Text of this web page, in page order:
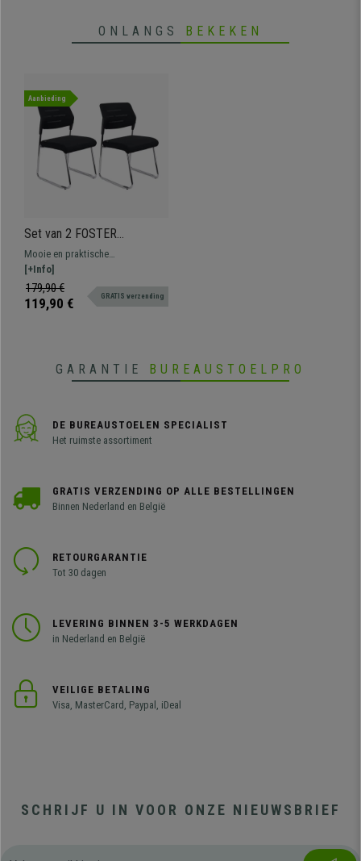
ONLANGS BEKEKEN
Aanbieding
Set van 2 FOSTER
Bezoekersstoelen, Stevig
en Comfortabel, Ademend
Gaas, Zwart
Mooie en praktische
vergaderstoel FOSTER ZWART, een
typische vergaderstoel om in
wacht- of vergaderruimtes te
[+Info]
179,90 €
119,90 € GRATIS verzending
GARANTIE BUREAUSTOELPRO
DE BUREAUSTOELEN SPECIALIST
Het ruimste assortiment
GRATIS VERZENDING OP ALLE BESTELLINGEN
Binnen Nederland en België
RETOURGARANTIE
Tot 30 dagen
LEVERING BINNEN 3-5 WERKDAGEN
in Nederland en België
VEILIGE BETALING
Visa, MasterCard, Paypal, iDeal
SCHRIJF U IN VOOR ONZE NIEUWSBRIEF